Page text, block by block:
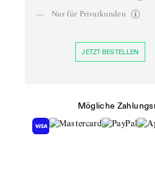
—
Nur für Privatkunden
JETZT BESTELLEN
Mögliche